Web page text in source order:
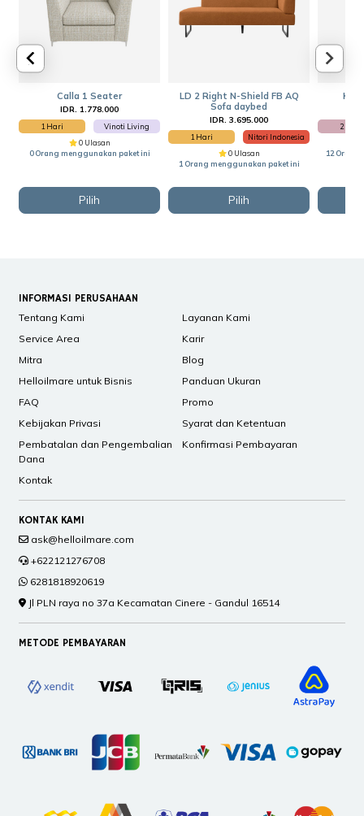
Calla 1 Seater
IDR. 1.778.000
1 Hari
Vinoti Living
0 Ulasan
0 Orang menggunakan paket ini
Pilih
LD 2 Right N-Shield FB AQ
Sofa daybed
IDR. 3.695.000
1 Hari
Nitori Indonesia
0 Ulasan
1 Orang menggunakan paket ini
Pilih
2 Hari
12 Orang
INFORMASI PERUSAHAAN
Tentang Kami
Layanan Kami
Service Area
Karir
Mitra
Blog
Helloilmare untuk Bisnis
Panduan Ukuran
FAQ
Promo
Kebijakan Privasi
Syarat dan Ketentuan
Pembatalan dan Pengembalian
Dana
Konfirmasi Pembayaran
Kontak
KONTAK KAMI
ask@helloilmare.com
+622121276708
6281818920619
Jl PLN raya no 37a Kecamatan Cinere - Gandul 16514
METODE PEMBAYARAN